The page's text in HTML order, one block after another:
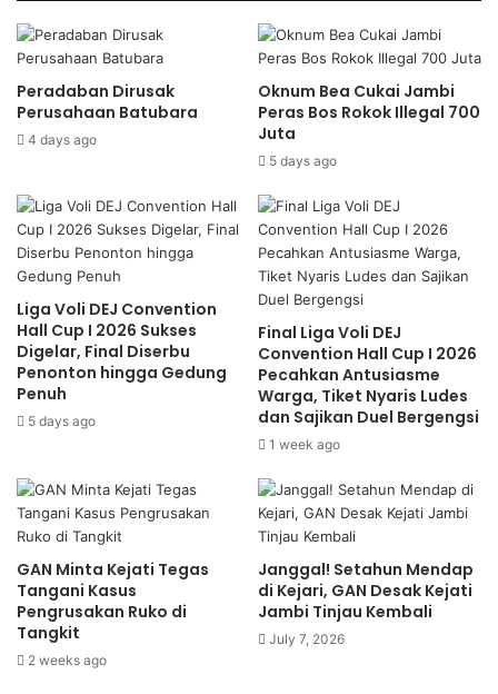
Peradaban Dirusak
Perusahaan Batubara
4 days ago
Oknum Bea Cukai Jambi
Peras Bos Rokok Illegal 700
Juta
5 days ago
Liga Voli DEJ Convention
Hall Cup I 2026 Sukses
Digelar, Final Diserbu
Penonton hingga Gedung
Penuh
5 days ago
Final Liga Voli DEJ
Convention Hall Cup I 2026
Pecahkan Antusiasme
Warga, Tiket Nyaris Ludes
dan Sajikan Duel Bergengsi
1 week ago
GAN Minta Kejati Tegas
Tangani Kasus
Pengrusakan Ruko di
Tangkit
2 weeks ago
Janggal! Setahun Mendap
di Kejari, GAN Desak Kejati
Jambi Tinjau Kembali
July 7, 2026